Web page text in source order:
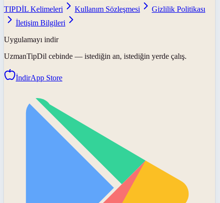
TIPDİL Kelimeleri
Kullanım Sözleşmesi
Gizlilik Politikası
İletişim Bilgileri
Uygulamayı indir
UzmanTipDil cebinde — istediğin an, istediğin yerde çalış.
İndirApp Store